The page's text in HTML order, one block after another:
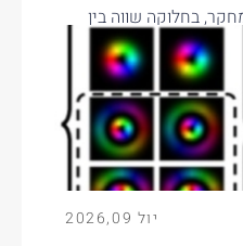
46 הצעות מחקר, בחלוקה שווה בין
לאחר הליך שיפוט
יול 09
,
2026